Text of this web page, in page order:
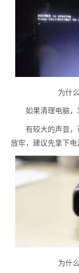
为什
如果清理电脑，
有较大的声音
放牢，建议先拿下电
为什